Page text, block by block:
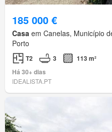
185 000 €
Casa em Canelas, Município
Porto
T2 3
113 m²
Há 30+ dias
IDEALISTA.PT